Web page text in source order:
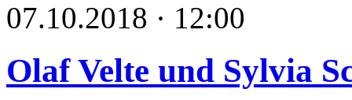
07.10.2018 · 12:00
Olaf Velte und Sylvia